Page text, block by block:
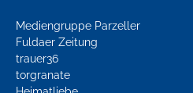
Mediengruppe Parzeller
Fuldaer Zeitung
trauer36
torgranate